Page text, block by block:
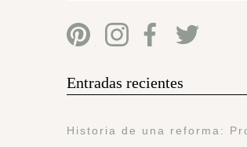
Entradas recientes
Historia de una reforma: